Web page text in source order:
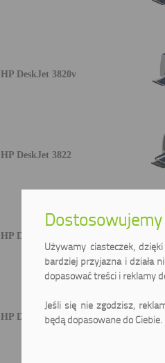
HP DeskJet 3820v
HP DeskJet 3822
HP DeskJet 6122
HP DeskJet 900
Dostosowujemy
Używamy ciasteczek,
bardziej przyjazna i działa
dopasować treści i reklamy
Jeśli się nie zgodzisz,
będą dopasowane do Ciebie.